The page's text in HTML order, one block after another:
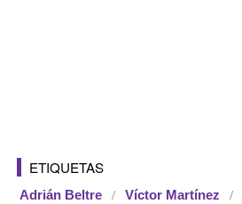
ETIQUETAS
Adrián Beltre Víctor Martínez